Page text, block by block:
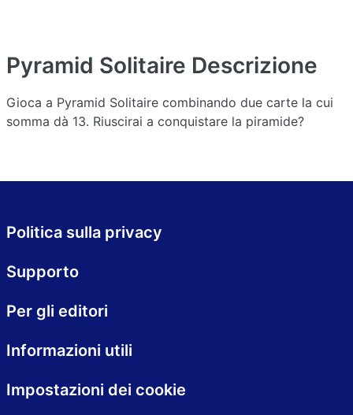
Pyramid Solitaire Descrizione
Gioca a Pyramid Solitaire combinando due carte la cui
somma dà 13. Riuscirai a conquistare la piramide?
Politica sulla privacy
Supporto
Per gli editori
Informazioni utili
Impostazioni dei cookie